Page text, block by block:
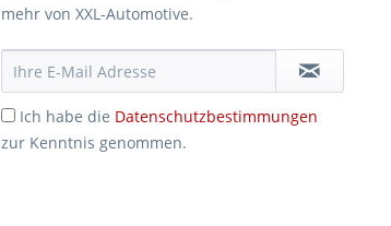
mehr von XXL-Automotive.
Ich habe die Datenschutzbestimmungen
zur Kenntnis genommen.